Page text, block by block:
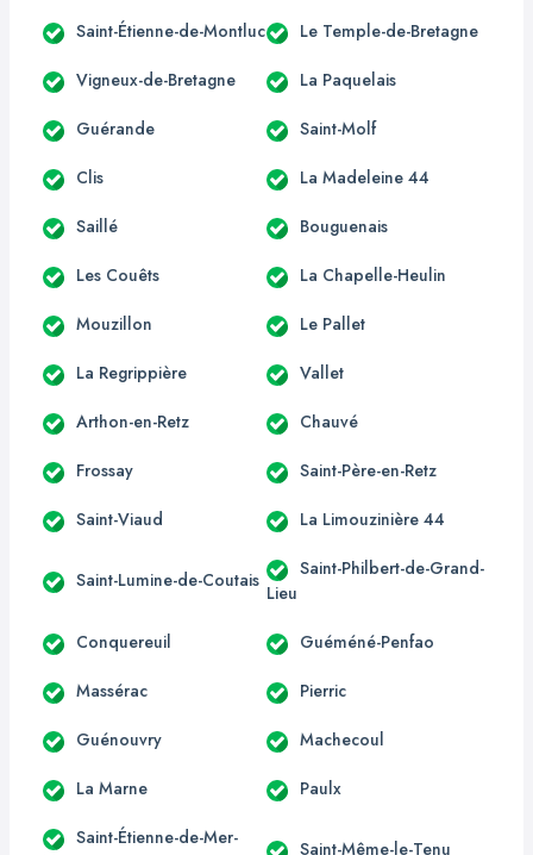
Saint-Étienne-de-Montluc Le Temple-de-Bretagne
Vigneux-de-Bretagne La Paquelais
Guérande Saint-Molf
Clis La Madeleine 44
Saillé Bouguenais
Les Couêts La Chapelle-Heulin
Mouzillon Le Pallet
La Regrippière Vallet
Arthon-en-Retz Chauvé
Frossay Saint-Père-en-Retz
Saint-Viaud La Limouzinière 44
Saint-Lumine-de-Coutais
Saint-Philbert-de-Grand-
Lieu
Conquereuil Guéméné-Penfao
Massérac Pierric
Guénouvry Machecoul
La Marne Paulx
Saint-Étienne-de-Mer-
Saint-Même-le-Tenu